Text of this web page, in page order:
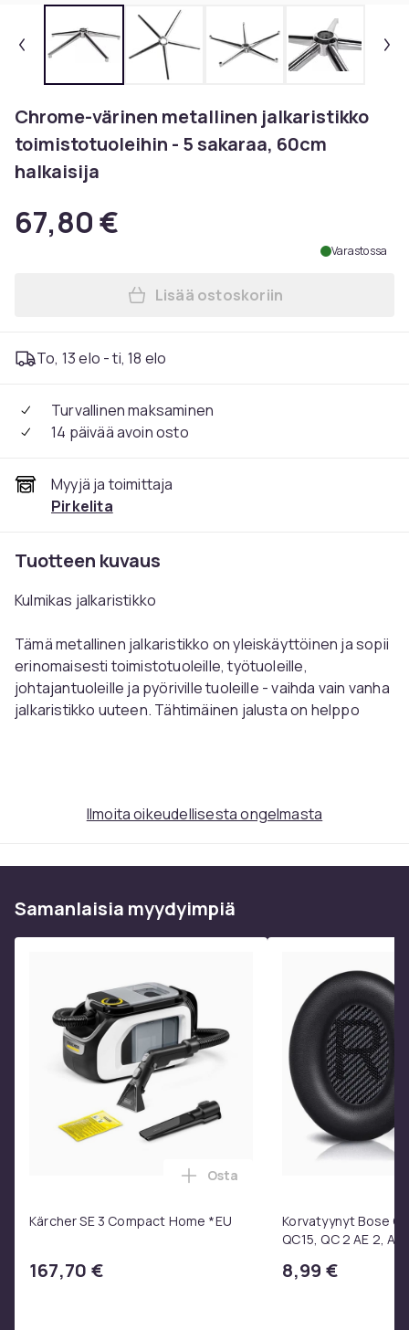
Chrome-värinen metallinen jalkaristikko
toimistotuoleihin - 5 sakaraa, 60cm
halkaisija
67,80 €
Varastossa
Lisää Chrome-värinen
Lisää ostoskoriin
To, 13 elo - ti, 18 elo
Turvallinen maksaminen
14 päivää avoin osto
Myyjä ja toimittaja
Pirkelita
Tuotteen kuvaus
Kulmikas jalkaristikko
Tämä metallinen jalkaristikko on yleiskäyttöinen ja sopii
erinomaisesti toimistotuoleille, työtuoleille,
johtajantuoleille ja pyöriville tuoleille - vaihda vain vanha
jalkaristikko uuteen. Tähtimäinen jalusta on helppo
Noin-mitat:
Kokonaisleveys: 60 cm
Kaasujousen kiinnityksen halkaisija: 50 mm
Sopii seuraaviin toimistotuoleihin:
Edison
Layton Echtleder
Bürostuhl Zwolle
Bürostuhl Breda
Batley
Ilmoita oikeudellisesta ongelmasta
Samanlaisia ​​myydyimpiä
Kärcher SE 3 Compact Home *EU
167,70 €
Lisää Kärcher SE 3 Compact
Osta
Korvatyynyt Bose
QC15, QC 2 AE 2, AE
8,99 €